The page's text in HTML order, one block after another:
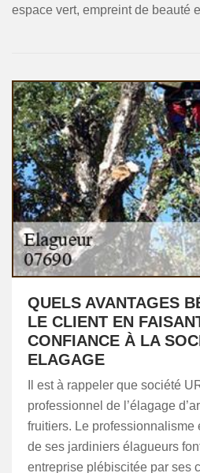
espace vert, empreint de beauté
QUELS AVANTAGES
LE CLIENT EN
CONFIANCE À LA
ELAGAGE
Il est à rappeler que société
professionnel de l’élagage
fruitiers. Le professionnalisme
de ses jardiniers élagueurs
entreprise plébiscitée par ses